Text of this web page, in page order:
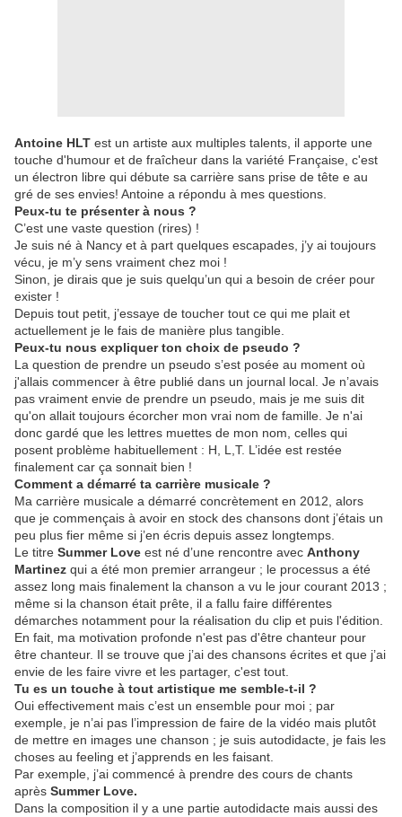
Antoine HLT est un artiste aux multiples talents, il apporte une
touche d'humour et de fraîcheur dans la variété Française, c'est
un électron libre qui débute sa carrière sans prise de tête e au
gré de ses envies! Antoine a répondu à mes questions.
Peux-tu te présenter à nous ?
C’est une vaste question (rires) !
Je suis né à Nancy et à part quelques escapades, j’y ai toujours
vécu, je m’y sens vraiment chez moi !
Sinon, je dirais que je suis quelqu’un qui a besoin de créer pour
exister !
Depuis tout petit, j’essaye de toucher tout ce qui me plait et
actuellement je le fais de manière plus tangible.
Peux-tu nous expliquer ton choix de pseudo ?
La question de prendre un pseudo s’est posée au moment où
j'allais commencer à être publié dans un journal local. Je n’avais
pas vraiment envie de prendre un pseudo, mais je me suis dit
qu'on allait toujours écorcher mon vrai nom de famille. Je n'ai
donc gardé que les lettres muettes de mon nom, celles qui
posent problème habituellement : H, L,T. L’idée est restée
finalement car ça sonnait bien !
Comment a démarré ta carrière musicale ?
Ma carrière musicale a démarré concrètement en 2012, alors
que je commençais à avoir en stock des chansons dont j’étais un
peu plus fier même si j’en écris depuis assez longtemps.
Le titre Summer Love est né d’une rencontre avec Anthony
Martinez qui a été mon premier arrangeur ; le processus a été
assez long mais finalement la chanson a vu le jour courant 2013 ;
même si la chanson était prête, il a fallu faire différentes
démarches notamment pour la réalisation du clip et puis l'édition.
En fait, ma motivation profonde n'est pas d'être chanteur pour
être chanteur. Il se trouve que j’ai des chansons écrites et que j’ai
envie de les faire vivre et les partager, c'est tout.
Tu es un touche à tout artistique me semble-t-il ?
Oui effectivement mais c’est un ensemble pour moi ; par
exemple, je n’ai pas l’impression de faire de la vidéo mais plutôt
de mettre en images une chanson ; je suis autodidacte, je fais les
choses au feeling et j’apprends en les faisant.
Par exemple, j’ai commencé à prendre des cours de chants
après Summer Love.
Dans la composition il y a une partie autodidacte mais aussi des